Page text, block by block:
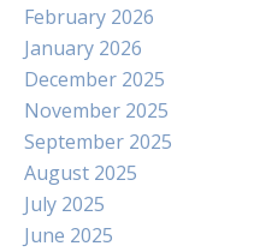
February 2026
January 2026
December 2025
November 2025
September 2025
August 2025
July 2025
June 2025